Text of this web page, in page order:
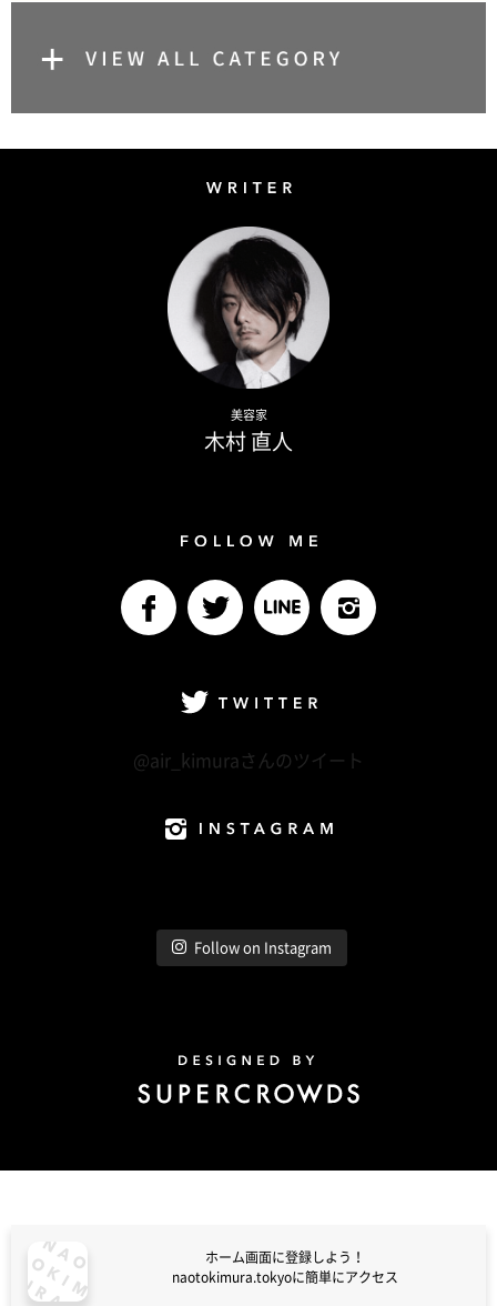
美容家
木村 直人
@air_kimuraさんのツイート
Follow on Instagram
ホーム画面に登録しよう！
naotokimura.tokyoに簡単にアクセス